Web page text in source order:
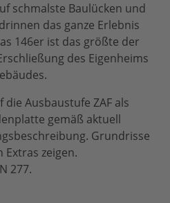
schmalste Baulücken und
das ganze Erlebnis
146er ist das größte der
des Eigenheims
Ausbaustufe ZAF als
gemäß aktuell
Grundrisse
zeigen.
277.